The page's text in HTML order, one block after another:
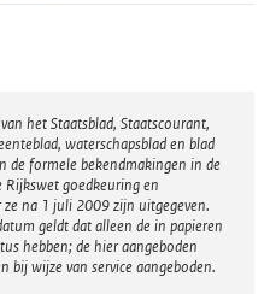
het Staatsblad, Staatscourant,
waterschapsblad en blad
de formele bekendmakingen in de
Rijkswet goedkeuring en
na 1 juli 2009 zijn uitgegeven.
geldt dat alleen de in papieren
hebben; de hier aangeboden
bij wijze van service aangeboden.